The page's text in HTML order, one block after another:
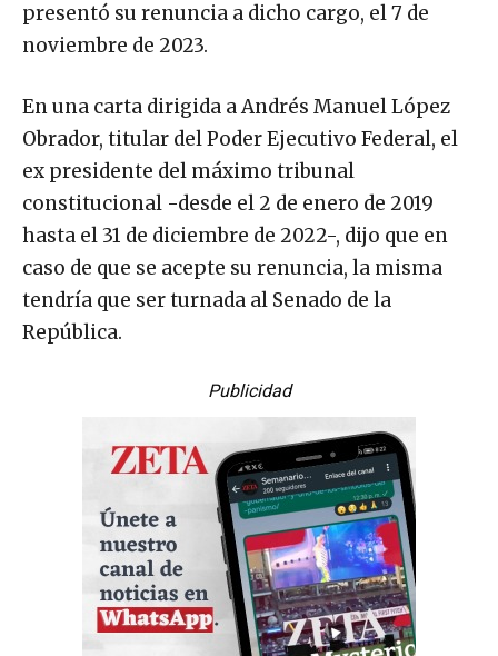
presentó su renuncia a dicho cargo, el 7 de
noviembre de 2023.
En una carta dirigida a Andrés Manuel López
Obrador, titular del Poder Ejecutivo Federal, el
ex presidente del máximo tribunal
constitucional -desde el 2 de enero de 2019
hasta el 31 de diciembre de 2022-, dijo que en
caso de que se acepte su renuncia, la misma
tendría que ser turnada al Senado de la
República.
Publicidad